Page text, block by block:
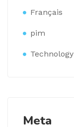
Français
pim
Technology
Meta